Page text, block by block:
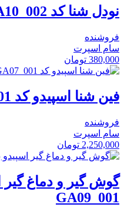
نودل شنا کد GA10_002
فروشنده
سام اسپرت
380,000 تومان
فین شنا اسپیدو کد GA07_001
فروشنده
سام اسپرت
2,250,000 تومان
گوش گیر و دماغ گیر
GA09_001